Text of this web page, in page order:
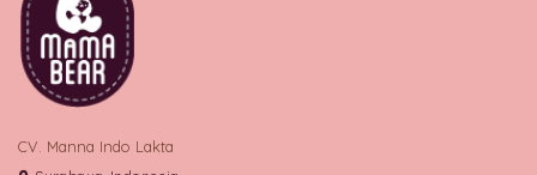
CV. Manna Indo Lakta